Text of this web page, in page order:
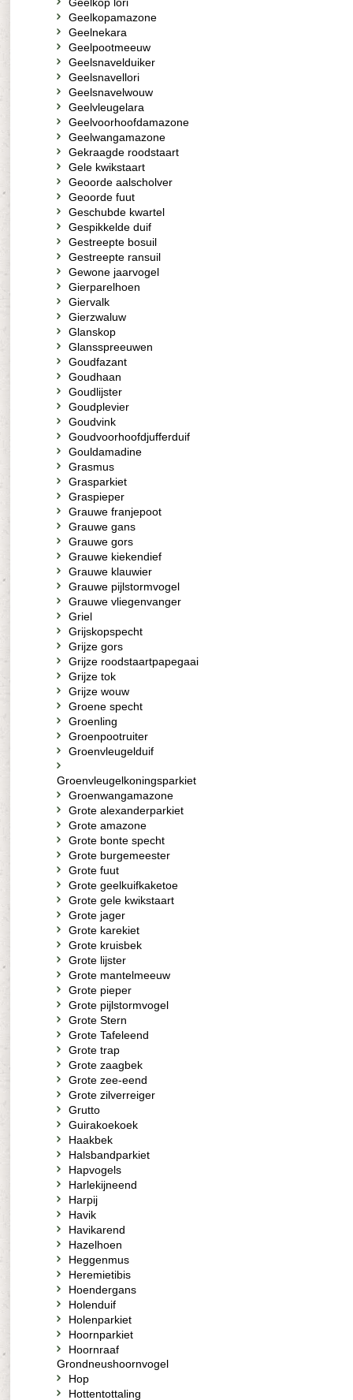
Geelkopamazone
Geelnekara
Geelpootmeeuw
Geelsnavelduiker
Geelsnavellori
Geelsnavelwouw
Geelvleugelara
Geelvoorhoofdamazone
Geelwangamazone
Gekraagde roodstaart
Gele kwikstaart
Geoorde aalscholver
Geoorde fuut
Geschubde kwartel
Gespikkelde duif
Gestreepte bosuil
Gestreepte ransuil
Gewone jaarvogel
Gierparelhoen
Giervalk
Gierzwaluw
Glanskop
Glansspreeuwen
Goudfazant
Goudhaan
Goudlijster
Goudplevier
Goudvink
Goudvoorhoofdjufferduif
Gouldamadine
Grasmus
Grasparkiet
Graspieper
Grauwe franjepoot
Grauwe gans
Grauwe gors
Grauwe kiekendief
Grauwe klauwier
Grauwe pijlstormvogel
Grauwe vliegenvanger
Griel
Grijskopspecht
Grijze gors
Grijze roodstaartpapegaai
Grijze tok
Grijze wouw
Groene specht
Groenling
Groenpootruiter
Groenvleugelduif
Groenvleugelkoningsparkiet
Groenwangamazone
Grote alexanderparkiet
Grote amazone
Grote bonte specht
Grote burgemeester
Grote fuut
Grote geelkuifkaketoe
Grote gele kwikstaart
Grote jager
Grote karekiet
Grote kruisbek
Grote lijster
Grote mantelmeeuw
Grote pieper
Grote pijlstormvogel
Grote Stern
Grote Tafeleend
Grote trap
Grote zaagbek
Grote zee-eend
Grote zilverreiger
Grutto
Guirakoekoek
Haakbek
Halsbandparkiet
Hapvogels
Harlekijneend
Harpij
Havik
Havikarend
Hazelhoen
Heggenmus
Heremietibis
Hoendergans
Holenduif
Holenparkiet
Hoornparkiet
Hoornraaf
Grondneushoornvogel
Hop
Hottentottaling